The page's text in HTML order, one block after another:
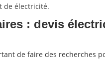
de électricité.
: devis
de faire des recherches